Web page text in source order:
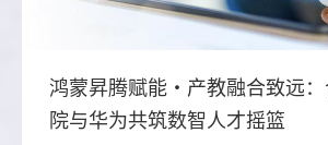
鸿蒙昇腾赋能・产教融合致远
院与华为共筑数智人才摇篮